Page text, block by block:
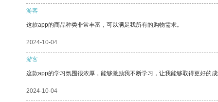
游客
这款app的商品种类非常丰富，可以满足我所有的购物需求。
2024-10-04
游客
这款app的学习氛围很浓厚，能够激励我不断学习，让我能够取得更好的
2024-10-04